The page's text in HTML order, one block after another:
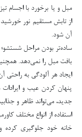
مبل و یا برخورد با اجسام
از تابش مستقیم نور
آن شود.
ساده‌تر بودن مراحل شستشو؛
بافت مبل را نمی‌دهد.
ایجاد هر آلودگی به راحتی
پنهان کردن عیب و ایرادات
جدید، می‌تواند ظاهر و
استفاده از انواع مختلف
خانه خود جلوگیری کرده